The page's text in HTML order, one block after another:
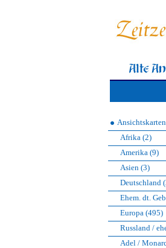
Afrika (2)
Amerika (9)
Asien (3)
Deutschland
Ehem. dt.
Europa (495)
Russland /
Adel /